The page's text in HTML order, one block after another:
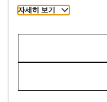
The
자세히 보기